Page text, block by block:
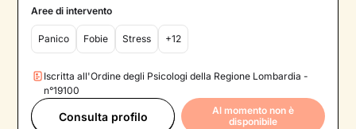
Aree di intervento
Panico Fobie Stress +12
Iscritta all'Ordine degli Psicologi della Regione Lombardia -
n°19100
Consulta profilo
Al momento non è
disponibile